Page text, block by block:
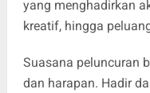
yang menghadirkan
kreatif, hingga
Suasana peluncuran
dan harapan. Hadir